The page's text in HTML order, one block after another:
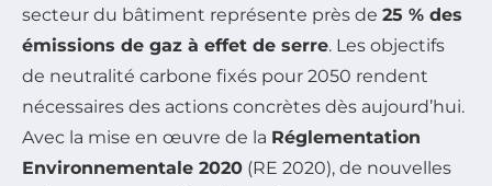
secteur du bâtiment représente près de 25 % des
émissions de gaz à effet de serre. Les objectifs
de neutralité carbone fixés pour 2050 rendent
nécessaires des actions concrètes dès aujourd’hui.
Avec la mise en œuvre de la Réglementation
Environnementale 2020 (RE 2020), de nouvelles